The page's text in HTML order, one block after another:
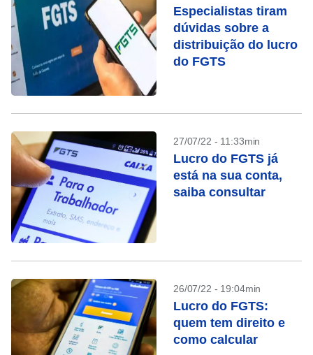
Especialistas tiram
dúvidas sobre a
distribuição do lucro
do FGTS
27/07/22 - 11:33min
Lucro do FGTS já
está na sua conta,
saiba consultar
26/07/22 - 19:04min
Lucro do FGTS:
quem tem direito e
como calcular